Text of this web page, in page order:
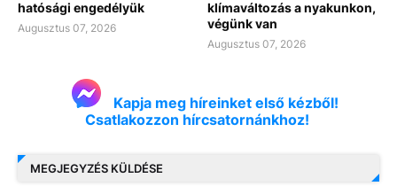
hatósági engedélyük
Augusztus 07, 2026
klímaváltozás a nyakunkon,
végünk van
Augusztus 07, 2026
Kapja meg híreinket első kézből!
Csatlakozzon hírcsatornánkhoz!
MEGJEGYZÉS KÜLDÉSE